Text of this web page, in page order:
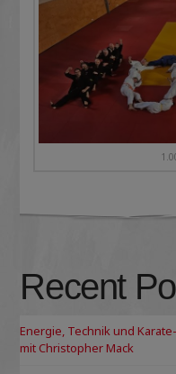
Recent
Energie, Technik und
mit Christopher Mack